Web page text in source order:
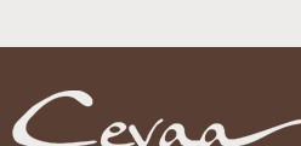
document